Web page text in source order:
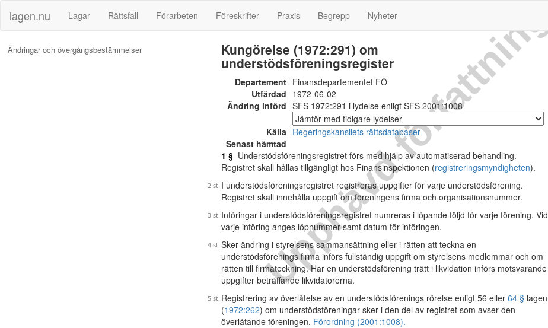
lagen.nu Lagar Rättsfall Förarbeten Föreskrifter Praxis Begrepp Nyheter
Ändringar och övergångsbestämmelser Upphävd författning
Kungörelse (1972:291) om
understödsföreningsregister
Departement Finansdepartementet FÖ
Utfärdad 1972-06-02
Ändring införd SFS 1972:291 i lydelse enligt SFS 2001:1008
Källa Regeringskansliets rättsdatabaser
Senast hämtad
1 § Understödsföreningsregistret förs med hjälp av automatiserad behandling.
Registret skall hållas tillgängligt hos Finansinspektionen (registreringsmyndigheten).
I understödsföreningsregistret registreras uppgifter för varje understödsförening.
Registret skall innehålla uppgift om föreningens firma och organisationsnummer.
Införingar i understödsföreningsregistret numreras i löpande följd för varje förening. Vid
varje införing anges löpnummer samt datum för införingen.
Sker ändring i styrelsens sammansättning eller i rätten att teckna en
understödsförenings firma införs fullständig uppgift om styrelsens medlemmar och om
rätten till firmateckning. Har en understödsförening trätt i likvidation införs motsvarande
uppgifter beträffande likvidatorerna.
Registrering av överlåtelse av en understödsförenings rörelse enligt 56 eller 64 § lagen
(1972:262) om understödsföreningar sker i den del av registret som avser den
överlåtande föreningen. Förordning (2001:1008).